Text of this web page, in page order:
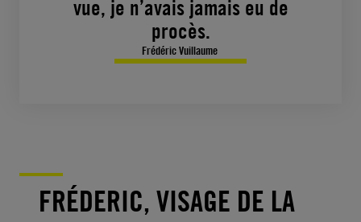
vue, je n’avais jamais eu de
procès.
Frédéric Vuillaume
FRÉDERIC, VISAGE DE LA